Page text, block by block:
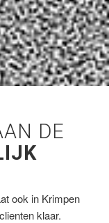
DE
ook in Krimpen
klaar.